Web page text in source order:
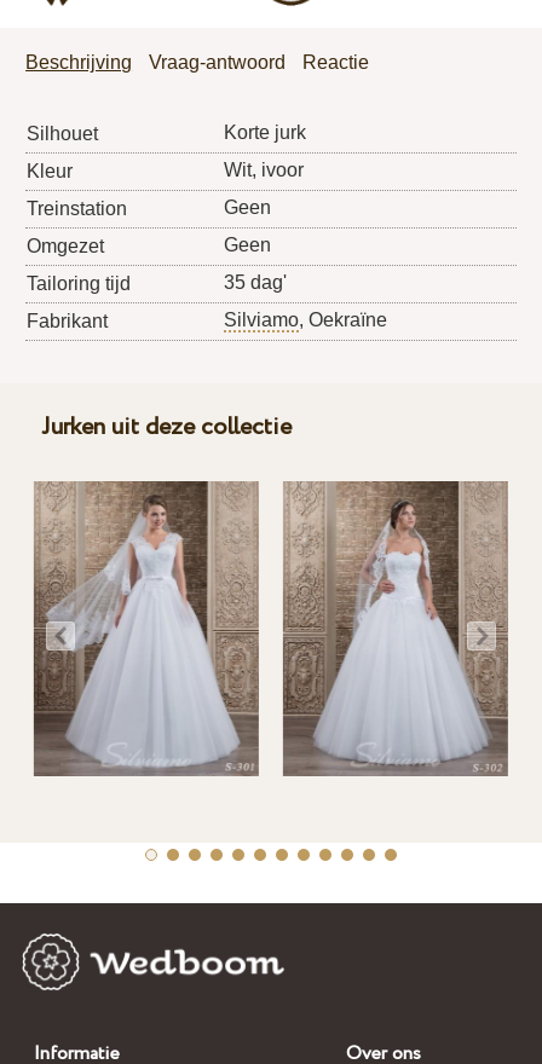
Beschrijving Vraag-antwoord Reactie
Silhouet
Korte jurk
Kleur
Wit, ivoor
Treinstation
Geen
Omgezet
Geen
Tailoring tijd
35 dag'
Fabrikant
Silviamo, Oekraïne
Jurken uit deze collectie
Informatie Over ons